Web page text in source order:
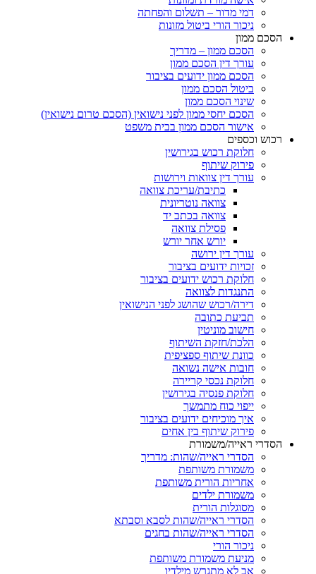
דמי מדור – תשלום והפחתה
ניכור הורי ביטול מזונות
ממון
הסכם ממון – מדריך
עורך דין הסכם ממון
הסכם ממון ידועים בציבור
ביטול הסכם ממון
שינוי הסכם ממון
הסכם יחסי ממון לפני נישואין (הסכם טרום נישואין)
אישור הסכם ממון בבית משפט
וכספים
חלוקת רכוש בגירושין
פירוק שיתוף
עורך דין צוואות וירושות
כתיבת/עריכת צוואה
צוואה נוטריונית
צוואה בכתב יד
פסילת צוואה
יורש אחר יורש
עורך דין ירושה
זכויות ידועים בציבור
חלוקת רכוש ידועים בציבור
התנגדות לצוואה
דירה/רכוש שהושג לפני הנישואין
תביעת כתובה
חישוב מוניטין
הלכת/חזקת השיתוף
כוונת שיתוף ספציפית
חובות אישה נשואה
חלוקת נכסי קריירה
חלוקת פנסיה בגירושין
ייפוי כוח מתמשך
איך מוכיחים ידועים בציבור
פירוק שיתוף בין אחים
ראייה/משמורת
הסדרי ראייה/שהות: מדריך
משמורת משותפת
אחריות הורית משותפת
משמורת ילדים
מסוגלות הורית
הסדרי ראייה/שהות לסבא וסבתא
הסדרי ראייה/שהות בחגים
ניכור הורי
מניעת משמורת משותפת
אב לא מתגרש מילדיו